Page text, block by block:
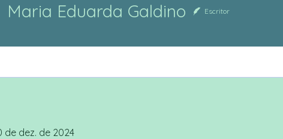
Maria Eduarda Galdino Escritor
dez. de 2024